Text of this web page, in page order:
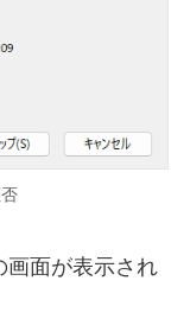
画面が表示され